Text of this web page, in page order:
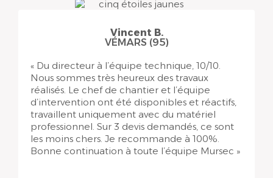
Vincent B.
VÉMARS (95)
« Du directeur à l’équipe technique, 10/10.
Nous sommes très heureux des travaux
réalisés. Le chef de chantier et l’équipe
d’intervention ont été disponibles et réactifs,
travaillent uniquement avec du matériel
professionnel. Sur 3 devis demandés, ce sont
les moins chers. Je recommande à 100%.
Bonne continuation à toute l’équipe Mursec »